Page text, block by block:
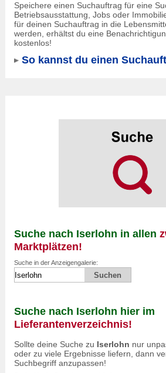
Speichere einen Suchauftrag für eine
Betriebsausstattung, Jobs oder
für deinen Suchauftrag in die
werden, erhältst du eine
kostenlos!
So kannst du einen
Suche nach Iserlohn in allen
Marktplätzen!
Suche in der Anzeigengalerie:
Suche nach Iserlohn hier im
Lieferantenverzeichnis!
Sollte deine Suche zu Iserlohn nur
oder zu viele Ergebnisse liefern, dann
Suchbegriff anzupassen!